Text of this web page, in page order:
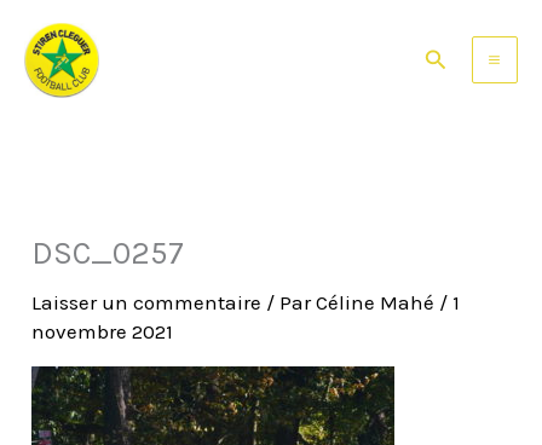
contenu
Rechercher
DSC_0257
Laisser un commentaire / ParCéline Mahé / 1
novembre 2021